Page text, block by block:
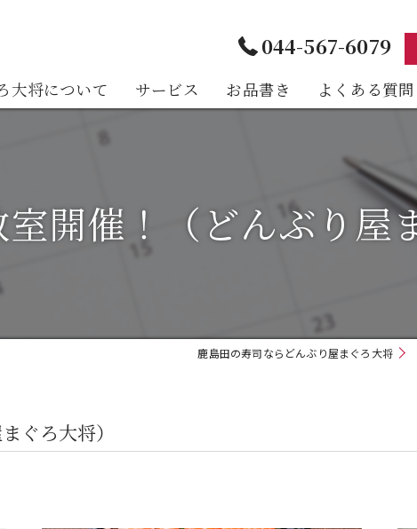
044-567-6079
大将について サービス お品書き よくある質問
開催！（どんぶり屋
鹿島田の寿司ならどんぶり屋まぐろ大将
ぐろ大将）